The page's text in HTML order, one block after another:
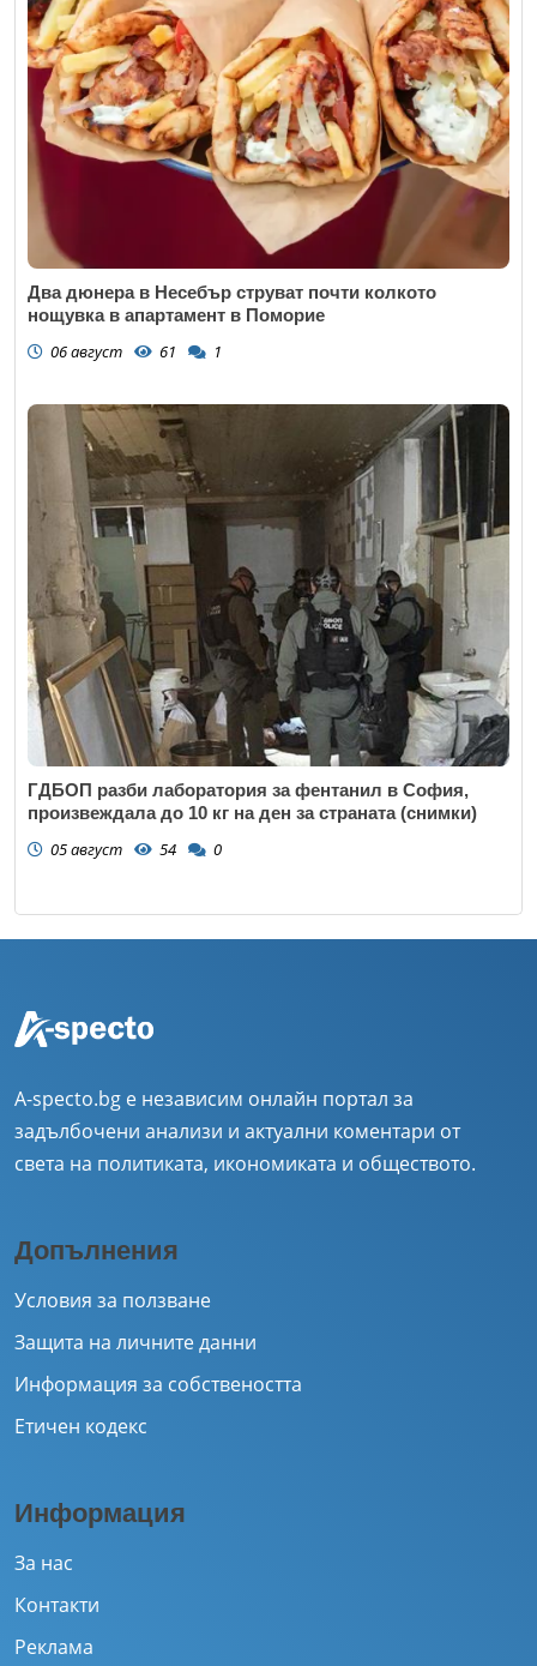
Два дюнера в Несебър струват почти колкото
нощувка в апартамент в Поморие
06 август 61 1
ГДБОП разби лаборатория за фентанил в София,
произвеждала до 10 кг на ден за страната (снимки)
05 август 54 0
A-specto.bg е независим онлайн портал за
задълбочени анализи и актуални коментари от
света на политиката, икономиката и обществото.
Допълнения
Условия за ползване
Защита на личните данни
Информация за собствеността
Етичен кодекс
Информация
За нас
Контакти
Реклама